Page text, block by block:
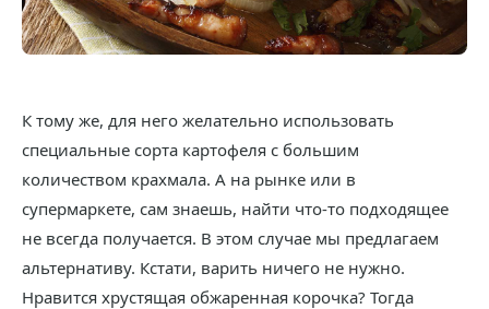
К тому же, для него желательно использовать
специальные сорта картофеля с большим
количеством крахмала. А на рынке или в
супермаркете, сам знаешь, найти что-то подходящее
не всегда получается. В этом случае мы предлагаем
альтернативу. Кстати, варить ничего не нужно.
Нравится хрустящая обжаренная корочка? Тогда